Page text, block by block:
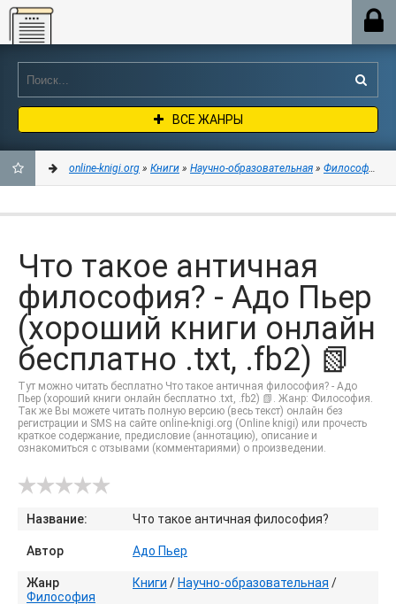
Online-knigi.org
ВСЕ ЖАНРЫ
ЗАКЛАДКИ
online-knigi.org » Книги » Научно-образовательная » Философия
Что такое античная
философия? - Адо Пьер
(хороший книги онлайн
бесплатно .txt, .fb2) 📗
Тут можно читать бесплатно Что такое античная философия? - Адо
Пьер (хороший книги онлайн бесплатно .txt, .fb2) 📗. Жанр: Философия.
Так же Вы можете читать полную версию (весь текст) онлайн без
регистрации и SMS на сайте online-knigi.org (Online knigi) или прочесть
краткое содержание, предисловие (аннотацию), описание и
ознакомиться с отзывами (комментариями) о произведении.
Название: Что такое античная философия?
Автор Адо Пьер
Жанр Книги / Научно-образовательная /
Философия